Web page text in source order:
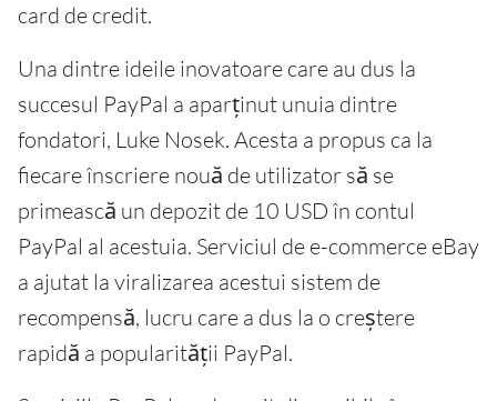
card de credit.
Una dintre ideile inovatoare care au dus la
succesul PayPal a aparținut unuia dintre
fondatori, Luke Nosek. Acesta a propus ca la
fiecare înscriere nouă de utilizator să se
primească un depozit de 10 USD în contul
PayPal al acestuia. Serviciul de e-commerce eBay
a ajutat la viralizarea acestui sistem de
recompensă, lucru care a dus la o creștere
rapidă a popularității PayPal.